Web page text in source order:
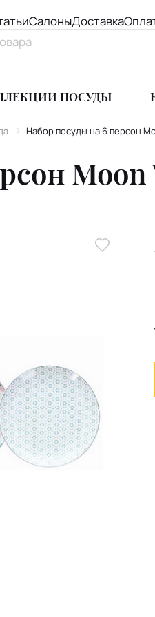
СалоныДоставка
ПОСУДЫ
Набор посуды на 6 персон